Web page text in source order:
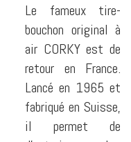
Le fameux tire-
bouchon original à
air CORKY est de
retour en France.
Lancé en 1965 et
fabriqué en Suisse,
il permet de